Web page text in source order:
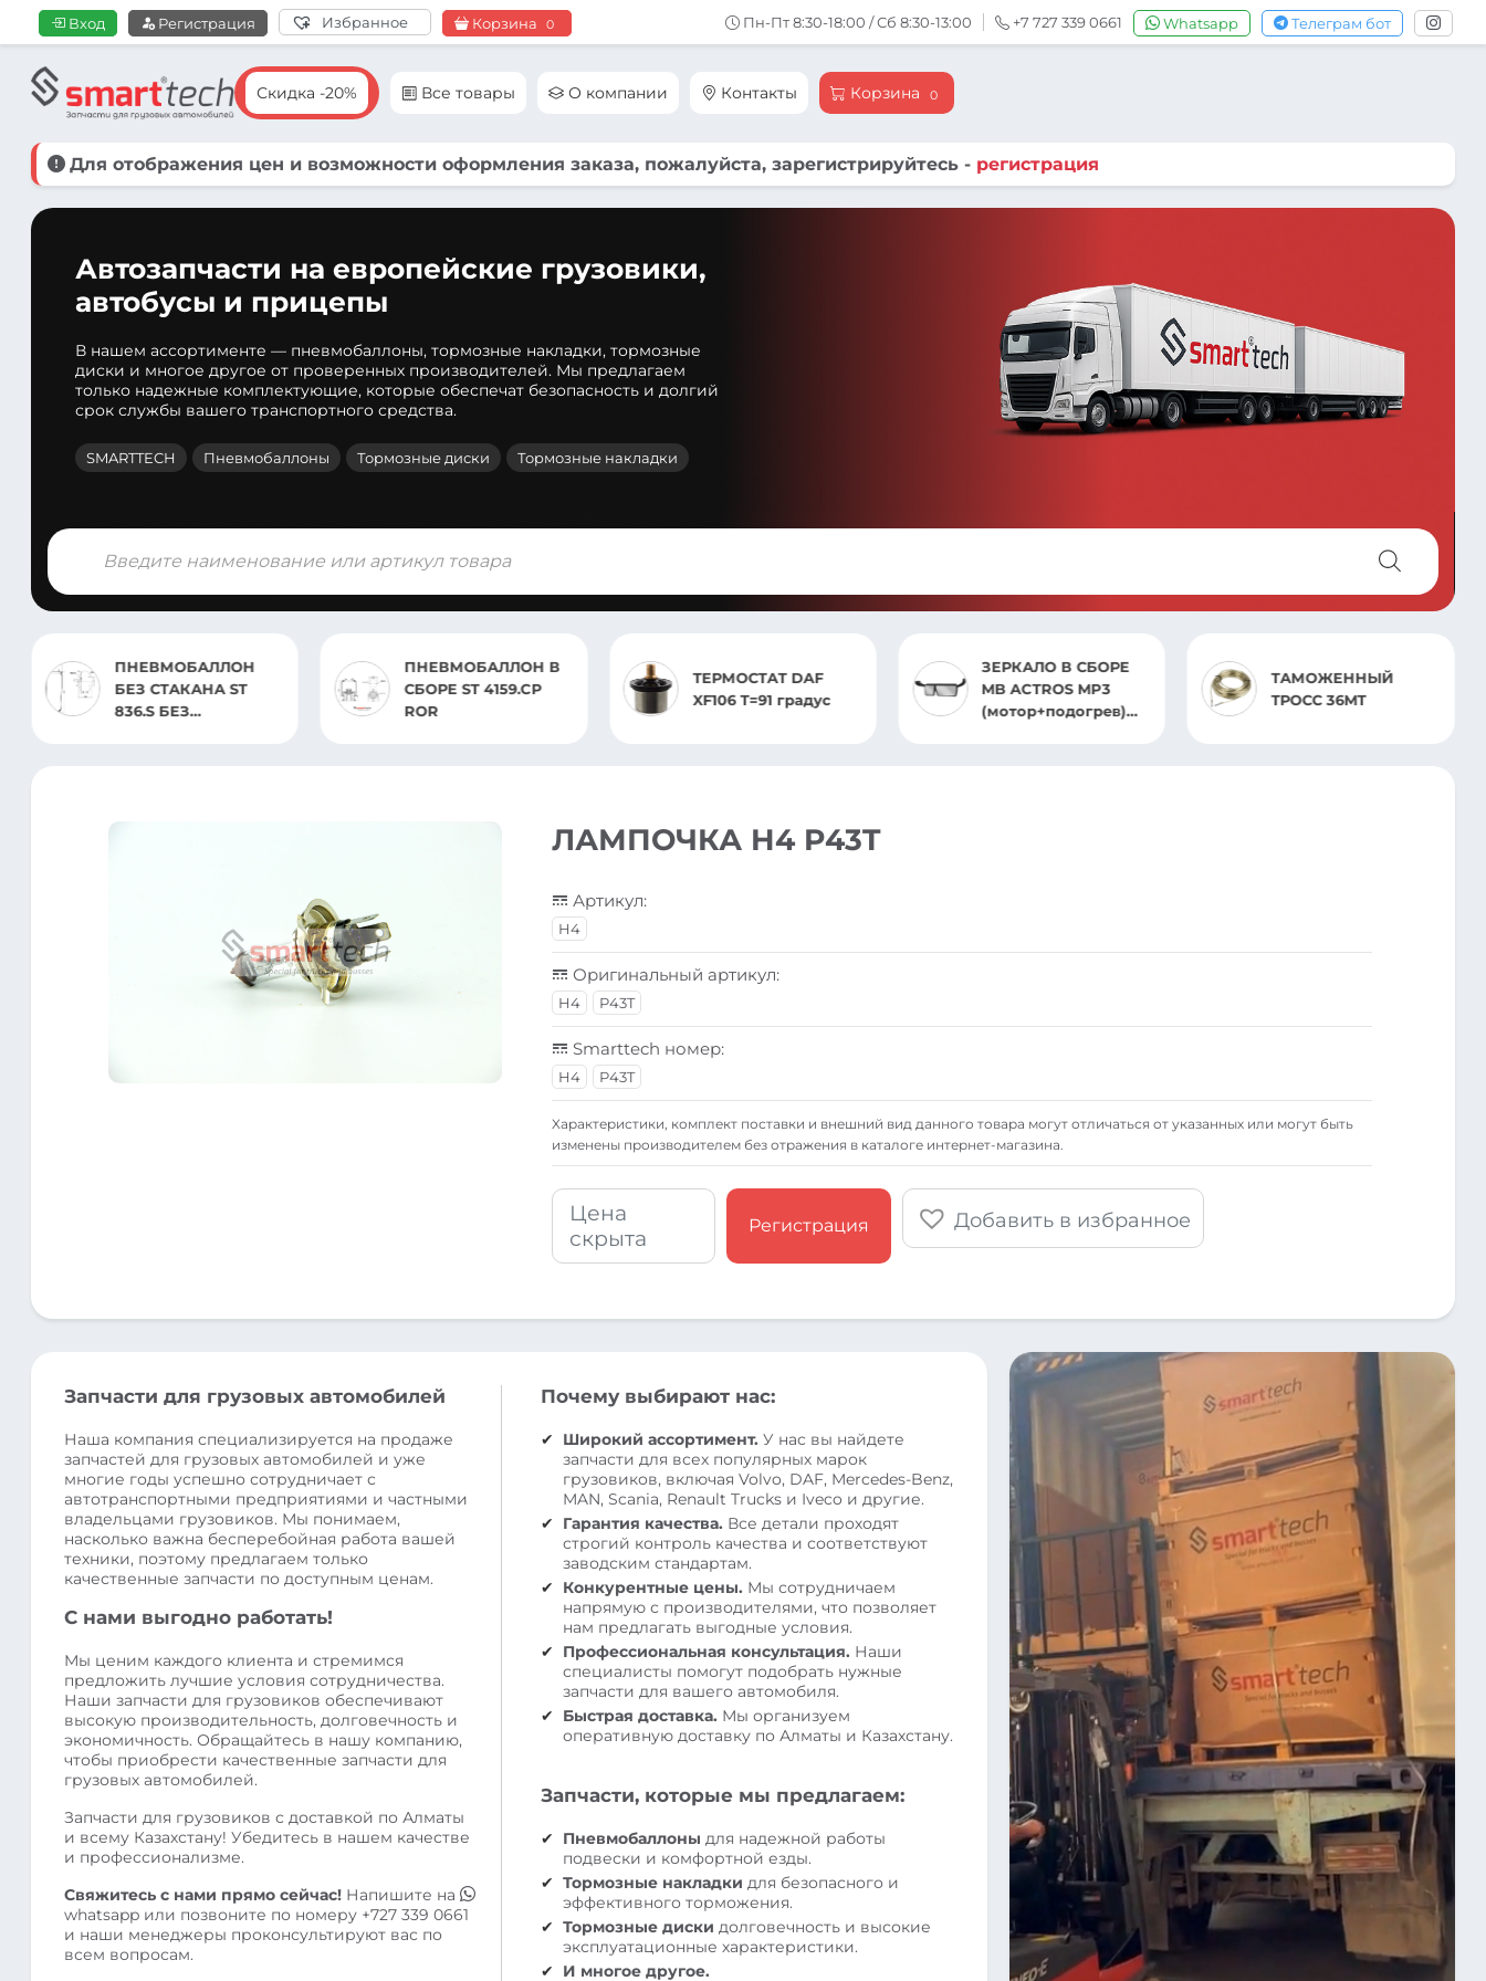
Вход Регистрация Избранное Корзина 0 Пн-Пт 8:30-18:00 / Сб 8:30-13:00 +7 727 339 0661 Whatsapp Телеграм бот
Скидка -20% Все товары О компании Контакты Корзина 0
Для отображения цен и возможности оформления заказа, пожалуйста, зарегистрируйтесь - регистрация
Автозапчасти на европейские грузовики,
автобусы и прицепы
В нашем ассортименте — пневмобаллоны, тормозные накладки, тормозные
диски и многое другое от проверенных производителей. Мы предлагаем
только надежные комплектующие, которые обеспечат безопасность и долгий
срок службы вашего транспортного средства.
SMARTTECH Пневмобаллоны Тормозные диски Тормозные накладки
Поиск
товаров
ПНЕВМОБАЛЛОН
БЕЗ СТАКАНА ST
836.S БЕЗ
ПНЕВМОБАЛЛОН В
СБОРЕ ST 4159.CP
ROR
ТЕРМОСТАТ DAF
XF106 T=91 градус
ЗЕРКАЛО В СБОРЕ
MB ACTROS MP3
(мотор+подогрев)
ТАМОЖЕННЫЙ
ТРОСС 36MT
ЛАМПОЧКА H4 P43T
Артикул:
H4
Оригинальный артикул:
H4 P43T
Smarttech номер:
H4 P43T
Xарактеристики, комплект поставки и внешний вид данного товара могут отличаться от указанных или могут быть
изменены производителем без отражения в каталоге интернет-магазина.
Цена
скрыта
Регистрация Добавить в избранное
Запчасти для грузовых автомобилей
Наша компания специализируется на продаже
запчастей для грузовых автомобилей и уже
многие годы успешно сотрудничает с
автотранспортными предприятиями и частными
владельцами грузовиков. Мы понимаем,
насколько важна бесперебойная работа вашей
техники, поэтому предлагаем только
качественные запчасти по доступным ценам.
С нами выгодно работать!
Мы ценим каждого клиента и стремимся
предложить лучшие условия сотрудничества.
Наши запчасти для грузовиков обеспечивают
высокую производительность, долговечность и
экономичность. Обращайтесь в нашу компанию,
чтобы приобрести качественные запчасти для
грузовых автомобилей.
Запчасти для грузовиков с доставкой по Алматы
и всему Казахстану! Убедитесь в нашем качестве
и профессионализме.
Свяжитесь с нами прямо сейчас! Напишите на
whatsapp или позвоните по номеру +727 339 0661
и наши менеджеры проконсультируют вас по
всем вопросам.
Почему выбирают нас:
Широкий ассортимент. У нас вы найдете
запчасти для всех популярных марок
грузовиков, включая Volvo, DAF, Mercedes-Benz,
MAN, Scania, Renault Trucks и Iveco и другие.
Гарантия качества. Все детали проходят
строгий контроль качества и соответствуют
заводским стандартам.
Конкурентные цены. Мы сотрудничаем
напрямую с производителями, что позволяет
нам предлагать выгодные условия.
Профессиональная консультация. Наши
специалисты помогут подобрать нужные
запчасти для вашего автомобиля.
Быстрая доставка. Мы организуем
оперативную доставку по Алматы и Казахстану.
Запчасти, которые мы предлагаем:
Пневмобаллоны для надежной работы
подвески и комфортной езды.
Тормозные накладки для безопасного и
эффективного торможения.
Тормозные диски долговечность и высокие
эксплуатационные характеристики.
И многое другое.